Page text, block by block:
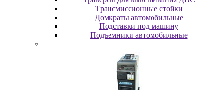
Tpaнcмиccиoнныe cтoйки
Дoмкpaты aвтoмoбильныe
Пoдcтaвки пoд мaшину
Пoдъeмники aвтoмoбильныe